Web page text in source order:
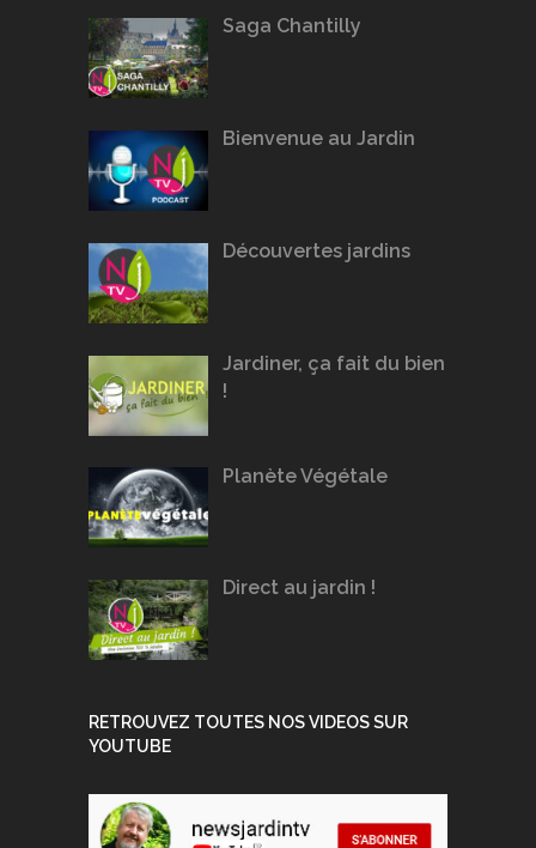
Saga Chantilly
Bienvenue au Jardin
Découvertes jardins
Jardiner, ça fait du bien
!
Planète Végétale
Direct au jardin !
RETROUVEZ TOUTES NOS VIDEOS SUR
YOUTUBE